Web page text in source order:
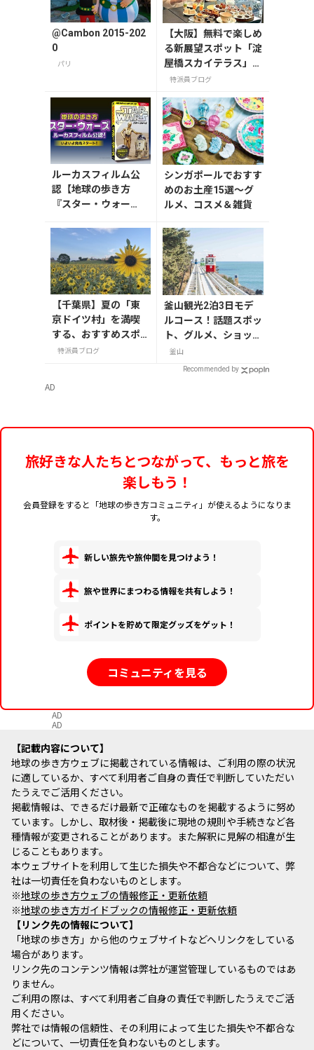
@Cambon 2015-202
0
パリ
【大阪】無料で楽しめ
る新展望スポット「淀
屋橋スカイテラス」と
30階アフタヌーンテ
特派員ブログ
ルーカスフィルム公
認【地球の歩き方
『スター・ウォー
売！初回限定版はホ
ログラム仕様の特製
リバーシブル帯付き
シンガポールでおすす
めのお土産15選～グ
ルメ、コスメ＆雑貨
【千葉県】夏の「東
京ドイツ村」を満喫
する、おすすめスポ
ット3選
特派員ブログ
釜山観光2泊3日モデ
ルコース！話題スポッ
ト、グルメ、ショッピ
ングを満喫
釜山
Recommended by
AD
旅好きな人たちとつながって、もっと旅を
楽しもう！
会員登録をすると「地球の歩き方コミュニティ」が使えるようになりま
す。
新しい旅先や旅仲間を見つけよう！
旅や世界にまつわる情報を共有しよう！
ポイントを貯めて限定グッズをゲット！
コミュニティを見る
AD
AD
記載内容について
地球の歩き方ウェブに掲載されている情報は、ご利用の際の状況
に適しているか、すべて利用者ご自身の責任で判断していただい
たうえでご活用ください。
掲載情報は、できるだけ最新で正確なものを掲載するように努め
ています。しかし、取材後・掲載後に現地の規則や手続きなど各
種情報が変更されることがあります。また解釈に見解の相違が生
じることもあります。
本ウェブサイトを利用して生じた損失や不都合などについて、弊
社は一切責任を負わないものとします。
※地球の歩き方ウェブの情報修正・更新依頼
※地球の歩き方ガイドブックの情報修正・更新依頼
リンク先の情報について
「地球の歩き方」から他のウェブサイトなどへリンクをしている
場合があります。
リンク先のコンテンツ情報は弊社が運営管理しているものではあ
りません。
ご利用の際は、すべて利用者ご自身の責任で判断したうえでご活
用ください。
弊社では情報の信頼性、その利用によって生じた損失や不都合な
どについて、一切責任を負わないものとします。